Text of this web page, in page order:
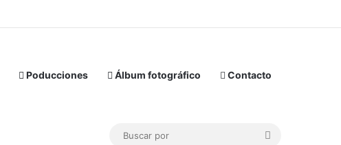
Poducciones Álbum fotográfico Contacto